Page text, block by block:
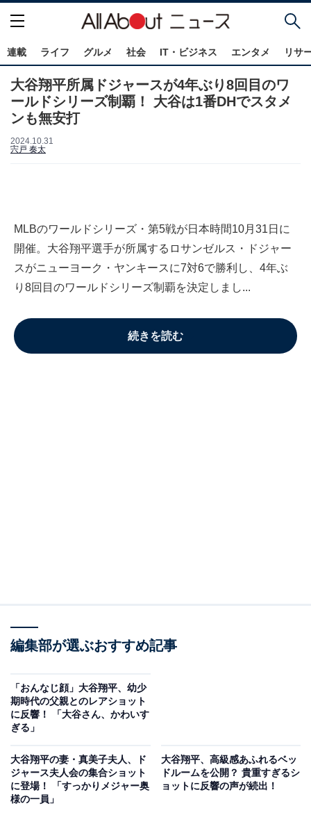
連載 ライフ グルメ 社会 IT・ビジネス エンタメ リサ
大谷翔平所属ドジャースが4年ぶり8回目のワ
ールドシリーズ制覇！ 大谷は1番DHでスタメ
ンも無安打
2024.10.31
宍戸 奏太
MLBのワールドシリーズ・第5戦が日本時間10月31日に
開催。大谷翔平選手が所属するロサンゼルス・ドジャー
スがニューヨーク・ヤンキースに7対6で勝利し、4年ぶ
り8回目のワールドシリーズ制覇を決定しまし...
続きを読む
編集部が選ぶおすすめ記事
「おんなじ顔」大谷翔平、幼少
期時代の父親とのレアショット
に反響！ 「大谷さん、かわいす
ぎる」
大谷翔平の妻・真美子夫人、ド
ジャース夫人会の集合ショット
に登場！ 「すっかりメジャー奥
様の一員」
大谷翔平、高級感あふれるベッ
ドルームを公開？ 貴重すぎるシ
ョットに反響の声が続出！